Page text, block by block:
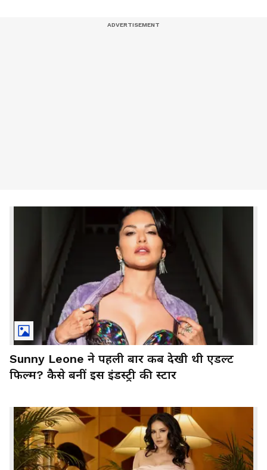
Sunny Leone ने पहली बार कब देखी थी एडल्ट
फिल्म? कैसे बनीं इस इंडस्ट्री की स्टार